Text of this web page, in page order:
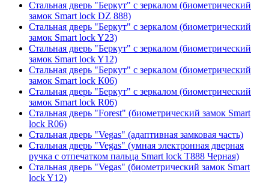
Стальная дверь "Беркут" с зеркалом (биометрический
замок Smart lock DZ 888)
Стальная дверь "Беркут" с зеркалом (биометрический
замок Smart lock Y23)
Стальная дверь "Беркут" с зеркалом (биометрический
замок Smart lock Y12)
Стальная дверь "Беркут" с зеркалом (биометрический
замок Smart lock К06)
Стальная дверь "Беркут" с зеркалом (биометрический
замок Smart lock R06)
Стальная дверь "Forest" (биометрический замок Smart
lock R06)
Стальная дверь "Vegas" (адаптивная замковая часть)
Стальная дверь "Vegas" (умная электронная дверная
ручка с отпечатком пальца Smart lock T888 Черная)
Стальная дверь "Vegas" (биометрический замок Smart
lock Y12)